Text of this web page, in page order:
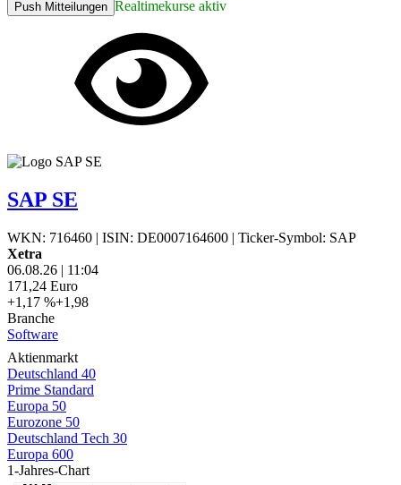
Push Mitteilungen Realtimekurse aktiv
SAP SE
WKN: 716460 | ISIN: DE0007164600 | Ticker-Symbol: SAP
Xetra
06.08.26 | 11:05
171,28 Euro
+1,19 %+2,02
Branche
Software
Aktienmarkt
Deutschland 40
Prime Standard
Europa 50
Eurozone 50
Deutschland Tech 30
Europa 600
1-Jahres-Chart